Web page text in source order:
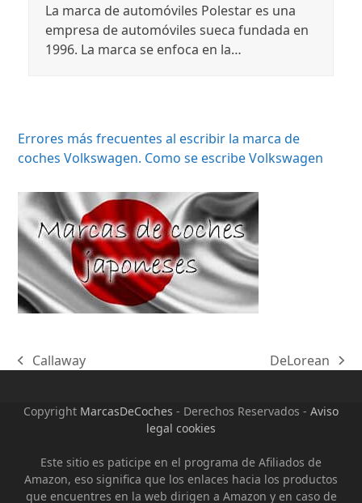
La marca de automóviles Polestar es una
empresa de automóviles sueca fundada en
1996. La marca se enfoca en la…
Errores más frecuentes al escribir la marca de
coches Volkswagen. Como se escribe Volkswagen
previous
Callaway
next
DeLorean
Copyright MarcasDeCoches - Derechos Reservados - Aviso
legal cookies
Este sitio es paticipe en el programa de Afiliados de
Amazon, eso significa que los enlaces hacia los productos
que encuentres en la web dirigen a Amazon y en caso de